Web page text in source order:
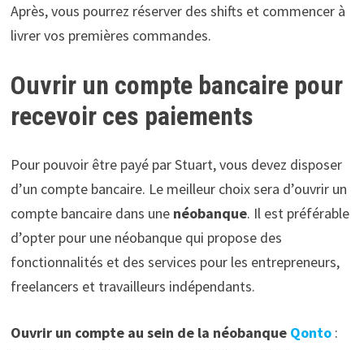
Après, vous pourrez réserver des shifts et commencer à
livrer vos premières commandes.
Ouvrir un compte bancaire pour
recevoir ces paiements
Pour pouvoir être payé par Stuart, vous devez disposer
d’un compte bancaire. Le meilleur choix sera d’ouvrir un
compte bancaire dans une néobanque. Il est préférable
d’opter pour une néobanque qui propose des
fonctionnalités et des services pour les entrepreneurs,
freelancers et travailleurs indépendants.
Ouvrir un compte au sein de la néobanque Qonto: